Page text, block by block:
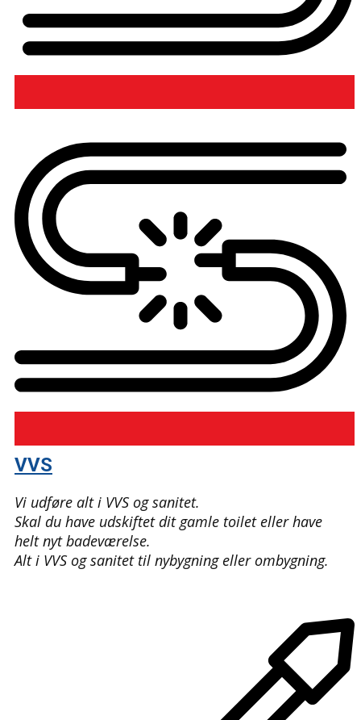
VVS
Vi udføre alt i VVS og sanitet.
Skal du have udskiftet dit gamle toilet eller have
helt nyt badeværelse.
Alt i VVS og sanitet til nybygning eller ombygning.